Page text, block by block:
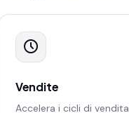
Vendite
Accelera i cicli di vendita